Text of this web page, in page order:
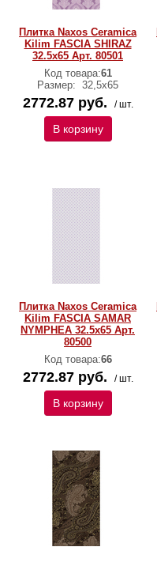
Плитка Naxos Ceramica
Kilim FASCIA SHIRAZ
32.5x65 Арт. 80501
Код товара:61
Размер: 32,5х65
2772.87 руб. / шт.
В корзину
Плитка Naxos Ceramica
Kilim FASCIA SAMAR
NYMPHEA 32.5x65 Арт.
80500
Код товара:66
2772.87 руб. / шт.
В корзину